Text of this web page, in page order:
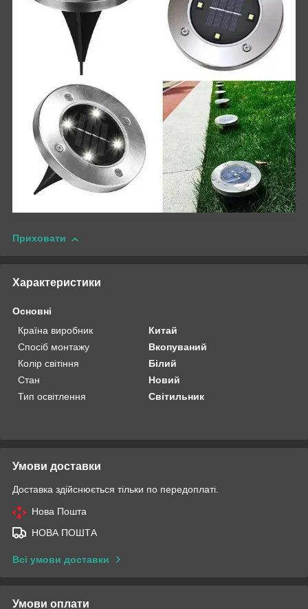
Приховати
Характеристики
Основні
Країна виробник
Китай
Спосіб монтажу
Вкопуваний
Колір світіння
Білий
Стан
Новий
Тип освітлення
Світильник
Умови доставки
Доставка здійснюється тільки по передоплаті.
Нова Пошта
НОВА ПОШТА
Всі умови доставки
Умови оплати